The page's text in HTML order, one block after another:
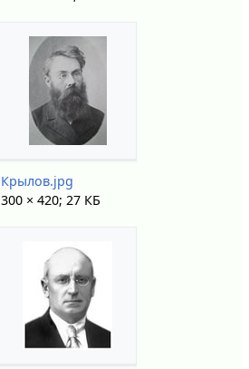
Крылов.jpg
300 × 420; 27 КБ